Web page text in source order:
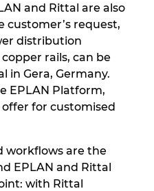
and Rittal are also
customer’s request,
distribution
rails, can be
in Gera, Germany.
EPLAN Platform,
for customised
workflows are the
EPLAN and Rittal
with Rittal